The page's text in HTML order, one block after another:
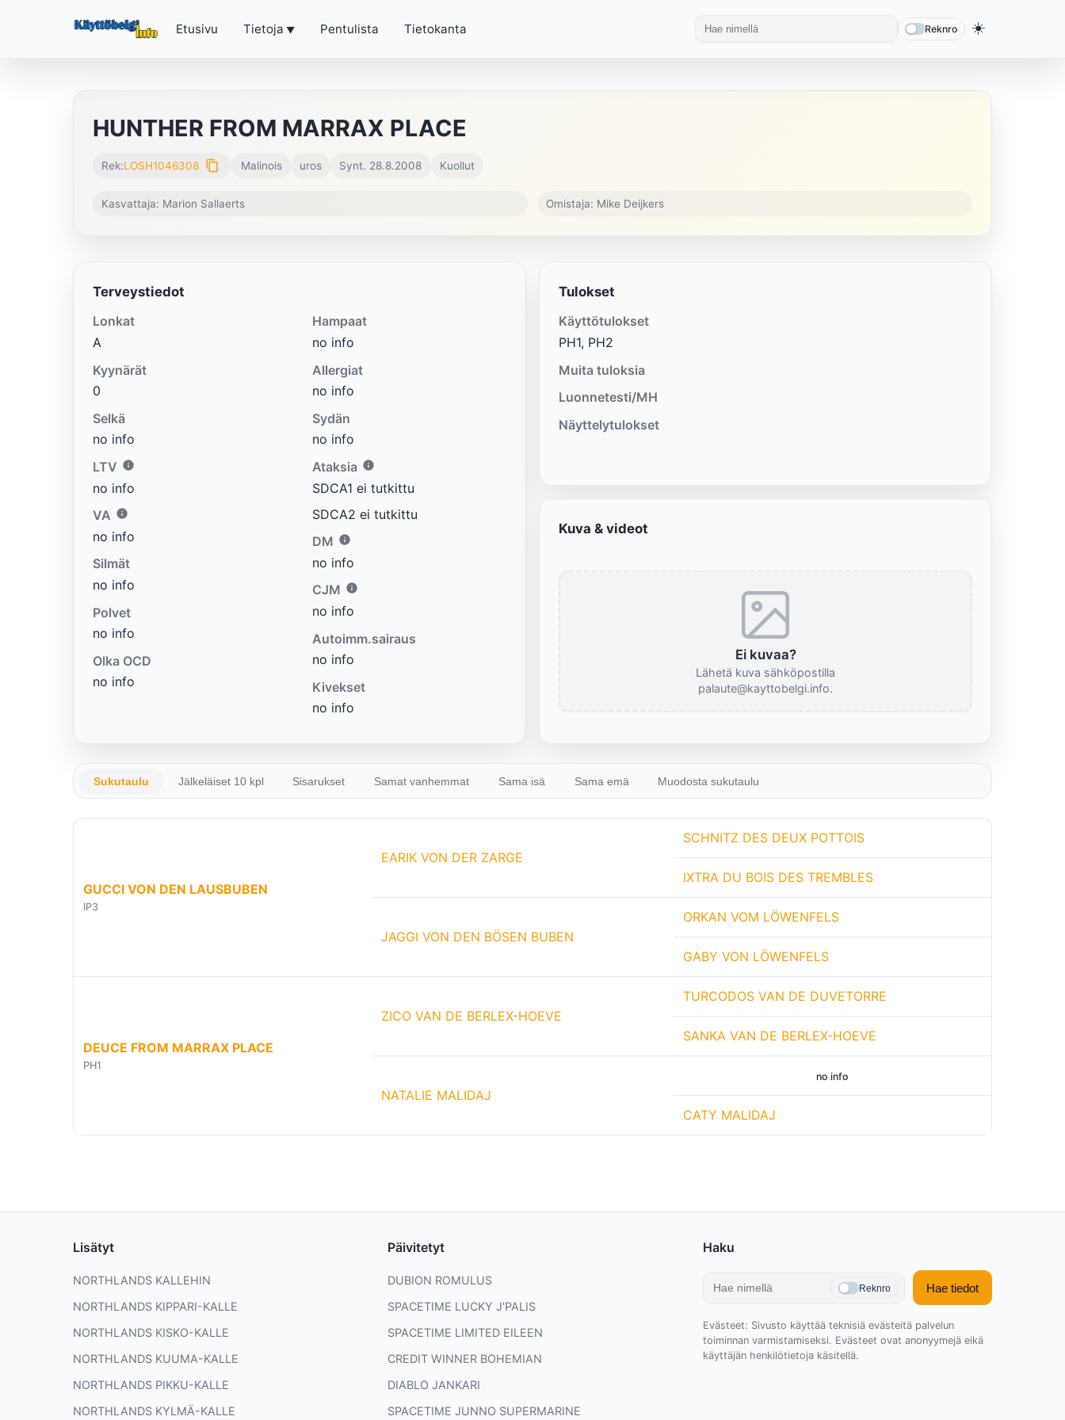
Etusivu Tietoja Pentulista Tietokanta Reknro ☀️
HUNTHER FROM MARRAX PLACE
Rek:LOSH1046308 content_copy Malinois uros Synt. 28.8.2008 Kuollut
Kasvattaja: Marion Sallaerts Omistaja: Mike Deijkers
Terveystiedot
Lonkat
A
Kyynärät
0
Selkä
no info
LTV
no info
VA
no info
Silmät
no info
Polvet
no info
Olka OCD
no info
Hampaat
no info
Allergiat
no info
Sydän
no info
Ataksia
SDCA1 ei tutkittu
SDCA2 ei tutkittu
DM
no info
CJM
no info
Autoimm.sairaus
no info
Kivekset
no info
Tulokset
Käyttötulokset
PH1, PH2
Muita tuloksia
Luonnetesti/MH
Näyttelytulokset
Kuva & videot
Ei kuvaa?
Lähetä kuva sähköpostilla
palaute@kayttobelgi.info.
Sukutaulu Jälkeläiset 10 kpl Sisarukset Samat vanhemmat Sama isä Sama emä Muodosta sukutaulu
GUCCI VON DEN LAUSBUBEN
IP3
EARIK VON DER ZARGE
SCHNITZ DES DEUX POTTOIS
IXTRA DU BOIS DES TREMBLES
JAGGI VON DEN BÖSEN BUBEN
ORKAN VOM LÖWENFELS
GABY VON LÖWENFELS
DEUCE FROM MARRAX PLACE
PH1
ZICO VAN DE BERLEX-HOEVE
TURCODOS VAN DE DUVETORRE
SANKA VAN DE BERLEX-HOEVE
NATALIE MALIDAJ
no info
CATY MALIDAJ
Lisätyt
NORTHLANDS KALLEHIN
NORTHLANDS KIPPARI-KALLE
NORTHLANDS KISKO-KALLE
NORTHLANDS KUUMA-KALLE
NORTHLANDS PIKKU-KALLE
NORTHLANDS KYLMÄ-KALLE
Päivitetyt
DUBION ROMULUS
SPACETIME LUCKY J'PALIS
SPACETIME LIMITED EILEEN
CREDIT WINNER BOHEMIAN
DIABLO JANKARI
SPACETIME JUNNO SUPERMARINE
Haku
Reknro Hae tiedot
Evästeet: Sivusto käyttää teknisiä evästeitä palvelun
toiminnan varmistamiseksi. Evästeet ovat anonyymejä eikä
käyttäjän henkilötietoja käsitellä.